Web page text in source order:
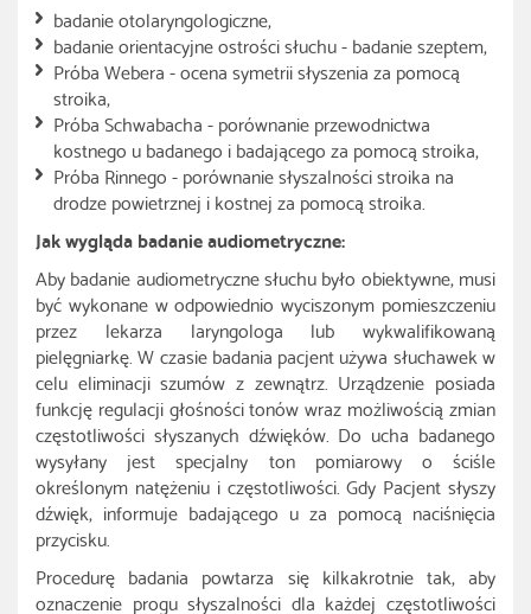
badanie otolaryngologiczne,
badanie orientacyjne ostrości słuchu - badanie szeptem,
Próba Webera - ocena symetrii słyszenia za pomocą
stroika,
Próba Schwabacha - porównanie przewodnictwa
kostnego u badanego i badającego za pomocą stroika,
Próba Rinnego - porównanie słyszalności stroika na
drodze powietrznej i kostnej za pomocą stroika.
Jak wygląda badanie audiometryczne:
Aby badanie audiometryczne słuchu było obiektywne, musi
być wykonane w odpowiednio wyciszonym pomieszczeniu
przez lekarza laryngologa lub wykwalifikowaną
pielęgniarkę. W czasie badania pacjent używa słuchawek w
celu eliminacji szumów z zewnątrz. Urządzenie posiada
funkcję regulacji głośności tonów wraz możliwością zmian
częstotliwości słyszanych dźwięków. Do ucha badanego
wysyłany jest specjalny ton pomiarowy o ściśle
określonym natężeniu i częstotliwości. Gdy Pacjent słyszy
dźwięk, informuje badającego u za pomocą naciśnięcia
przycisku.
Procedurę badania powtarza się kilkakrotnie tak, aby
oznaczenie progu słyszalności dla każdej częstotliwości